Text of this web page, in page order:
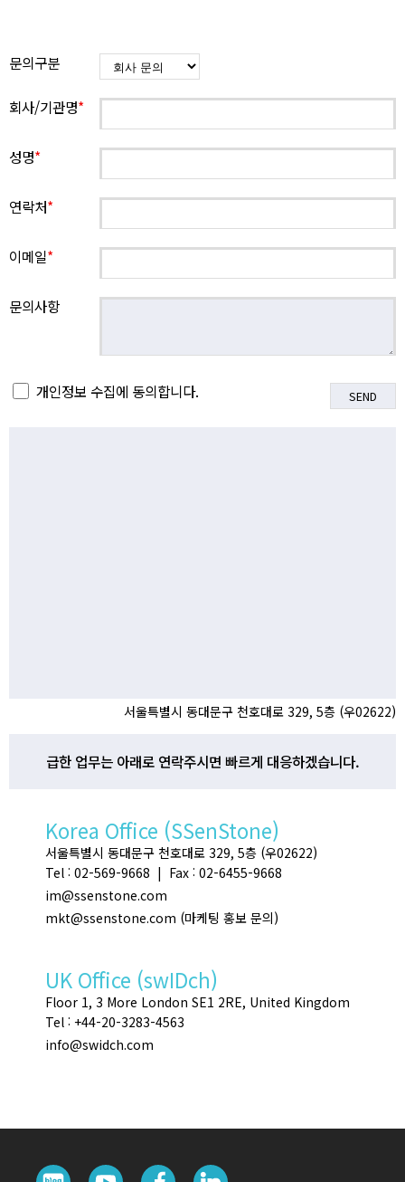
문의구분
회사/기관명*
성명*
연락처*
이메일*
문의사항
개인정보 수집에 동의합니다.
서울특별시 동대문구 천호대로 329, 5층 (우02622)
급한 업무는 아래로 연락주시면 빠르게 대응하겠습니다.
Korea Office (SSenStone)
서울특별시 동대문구 천호대로 329, 5층 (우02622)
Tel : 02-569-9668 | Fax : 02-6455-9668
im@ssenstone.com
mkt@ssenstone.com (마케팅 홍보 문의)
UK Office (swIDch)
Floor 1, 3 More London SE1 2RE, United Kingdom
Tel : +44-20-3283-4563
info@swidch.com